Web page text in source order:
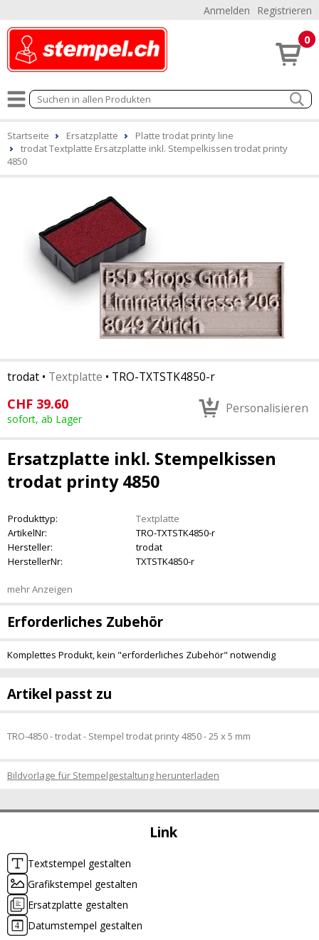
Anmelden Registrieren
0
Link
Textstempel gestalten
Grafikstempel gestalten
Ersatzplatte gestalten
Datumstempel gestalten
Startseite Ersatzplatte
Platte trodat printy line
trodat Textplatte Ersatzplatte inkl. Stempelkissen trodat printy
4850
trodat • Textplatte • TRO-TXTSTK4850-r
CHF 39.60
sofort, ab Lager
Personalisieren
Ersatzplatte inkl. Stempelkissen
trodat printy 4850
Produkttyp:
Textplatte
ArtikelNr:
TRO-TXTSTK4850-r
Hersteller:
trodat
HerstellerNr:
TXTSTK4850-r
mehr Anzeigen
Erforderliches Zubehör
Komplettes Produkt, kein "erforderliches Zubehör" notwendig
Artikel passt zu
TRO-4850 - trodat - Stempel trodat printy 4850 - 25 x 5 mm
Bildvorlage für Stempelgestaltung herunterladen